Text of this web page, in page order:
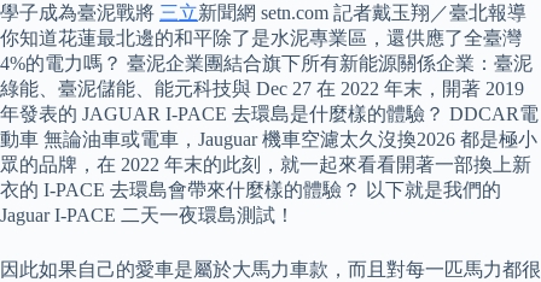
學子成為臺泥戰將 三立新聞網 setn.com 記者戴玉翔／臺北報導
你知道花蓮最北邊的和平除了是水泥專業區，還供應了全臺灣
4%的電力嗎？ 臺泥企業團結合旗下所有新能源關係企業：臺泥
綠能、臺泥儲能、能元科技與 Dec 27 在 2022 年末，開著 2019
年發表的 JAGUAR I-PACE 去環島是什麼樣的體驗？ DDCAR電
動車 無論油車或電車，Jauguar 機車空濾太久沒換2026 都是極小
眾的品牌，在 2022 年末的此刻，就一起來看看開著一部換上新
衣的 I-PACE 去環島會帶來什麼樣的體驗？ 以下就是我們的
Jaguar I-PACE 二天一夜環島測試！
因此如果自己的愛車是屬於大馬力車款，而且對每一匹馬力都很